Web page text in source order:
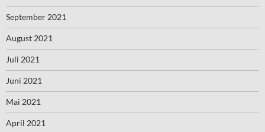
September 2021
August 2021
Juli 2021
Juni 2021
Mai 2021
April 2021